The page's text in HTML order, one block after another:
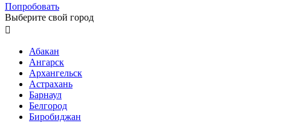
Попробовать
Выберите свой город

Абакан
Ангарск
Архангельск
Астрахань
Барнаул
Белгород
Биробиджан